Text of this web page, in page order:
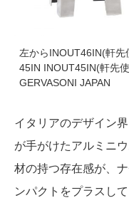
左からINOUT46IN(軒
45IN INOUT45IN(軒先
GERVASONI JAPAN
イタリアのデザイン
が手がけたアルミニ
材の持つ存在感が、
ンパクトをプラスし